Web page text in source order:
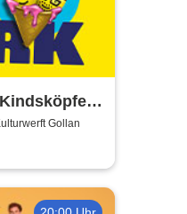
2026Gollan